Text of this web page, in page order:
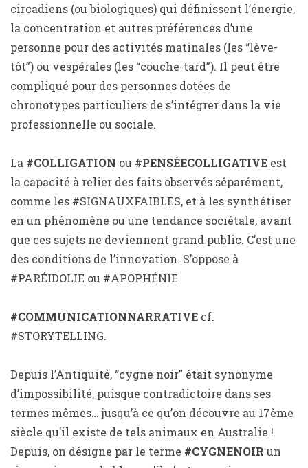
circadiens (ou biologiques) qui définissent l’énergie,
la concentration et autres préférences d’une
personne pour des activités matinales (les “lève-
tôt”) ou vespérales (les “couche-tard”). Il peut être
compliqué pour des personnes dotées de
chronotypes particuliers de s’intégrer dans la vie
professionnelle ou sociale.
La #COLLIGATION ou #PENSÉECOLLIGATIVE est
la capacité à relier des faits observés séparément,
comme les #SIGNAUXFAIBLES, et à les synthétiser
en un phénomène ou une tendance sociétale, avant
que ces sujets ne deviennent grand public. C’est une
des conditions de l’innovation. S’oppose à
#PARÉIDOLIE ou #APOPHÉNIE.
#COMMUNICATIONNARRATIVE cf.
#STORYTELLING.
Depuis l’Antiquité, “cygne noir” était synonyme
d’impossibilité, puisque contradictoire dans ses
termes mêmes… jusqu’à ce qu’on découvre au 17ème
siècle qu’il existe de tels animaux en Australie !
Depuis, on désigne par le terme #CYGNENOIR un